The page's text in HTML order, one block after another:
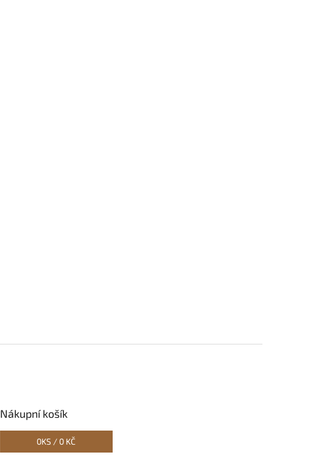
Nákupní košík
0KS / 0 KČ